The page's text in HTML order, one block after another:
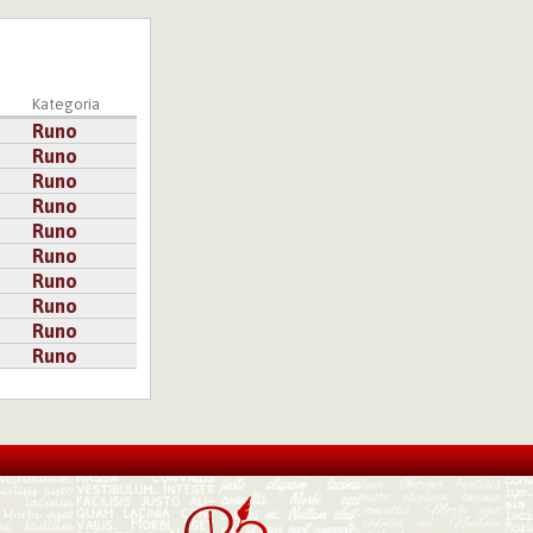
Kategoria
Runo
Runo
Runo
Runo
Runo
Runo
Runo
Runo
Runo
Runo